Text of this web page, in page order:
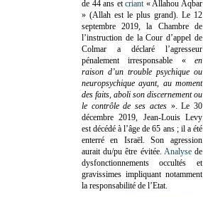
de 44 ans etcriant « Allahou Aqbar
» (Allah est le plus grand). Le 12
septembre 2019, la Chambre de
l’instruction de la Cour d’appel de
Colmar a déclaré l’agresseur
pénalement irresponsable «en
raison d’un trouble psychique ou
neuropsychique ayant, au moment
des faits, aboli son discernement ou
le contrôle de ses actes». Le 30
décembre 2019, Jean-Louis Levy
est décédé à l’âge de 65 ans ; il a été
enterré en Israël. Son agression
aurait du/pu être évitée. Analysede
dysfonctionnements occultés et
gravissimes impliquant notamment
la responsabilité de l’Etat.